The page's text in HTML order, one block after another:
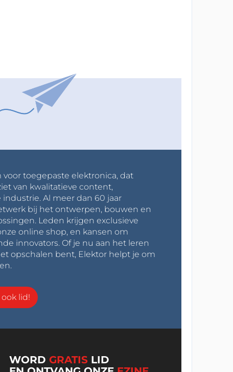
toegepaste elektronica, dat
van kwalitatieve content,
Al meer dan 60 jaar
bij het ontwerpen, bouwen en
Leden krijgen exclusieve
online shop, en kansen om
innovators. Of je nu aan het leren
opschalen bent, Elektor helpt je om
lid!
WORDGRATIS LID